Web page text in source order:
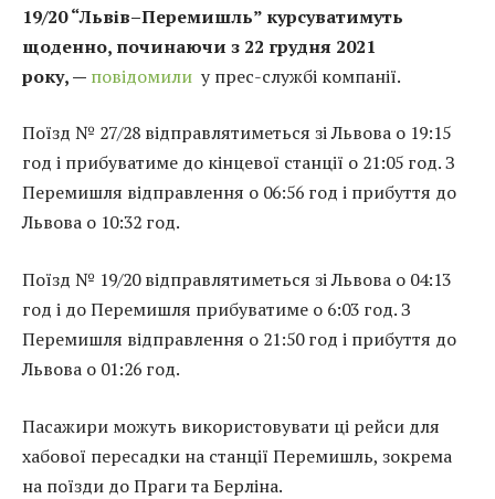
19/20 “Львів–Перемишль” курсуватимуть
щоденно, починаючи з 22 грудня 2021
року, — повідомили у прес-службі компанії.
Поїзд № 27/28 відправлятиметься зі Львова о 19:15
год і прибуватиме до кінцевої станції о 21:05 год. З
Перемишля відправлення о 06:56 год і прибуття до
Львова о 10:32 год.
Поїзд № 19/20 відправлятиметься зі Львова о 04:13
год і до Перемишля прибуватиме о 6:03 год. З
Перемишля відправлення о 21:50 год і прибуття до
Львова о 01:26 год.
Пасажири можуть використовувати ці рейси для
хабової пересадки на станції Перемишль, зокрема
на поїзди до Праги та Берліна.